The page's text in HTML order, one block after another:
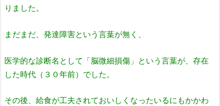
りました。
まだまだ、発達障害という言葉が無く、
医学的な診断名として「脳微細損傷」という言葉が、存在
した時代（３０年前）でした。
その後、給食が工夫されておいしくなったいるにもかかわ